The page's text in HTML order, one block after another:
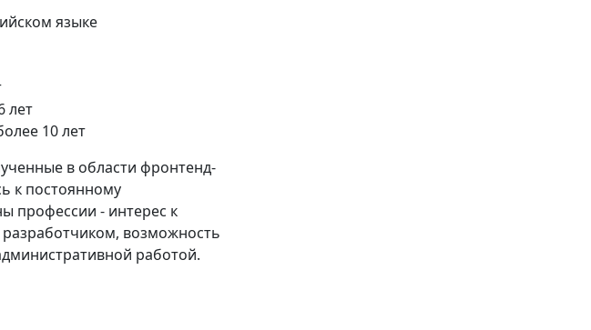
языке
лет
10 лет
в области фронтенд-
к постоянному
профессии - интерес к
возможность
работой.